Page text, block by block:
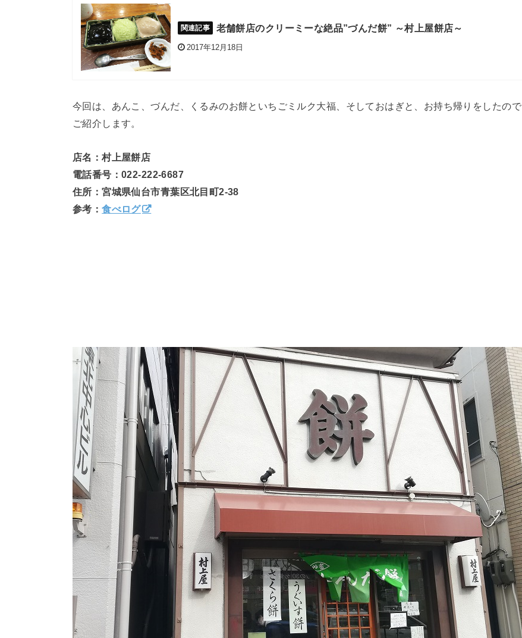
老舗餅店のクリーミーな絶品”づんだ餅” ～村上屋餅店～
2017年12月18日
今回は、あんこ、づんだ、くるみのお餅といちごミルク大福、そしておはぎと、お持ち帰りをしたので
ご紹介します。
店名：村上屋餅店
電話番号：022-222-6687
住所：宮城県仙台市青葉区北目町2-38
参考：食べログ